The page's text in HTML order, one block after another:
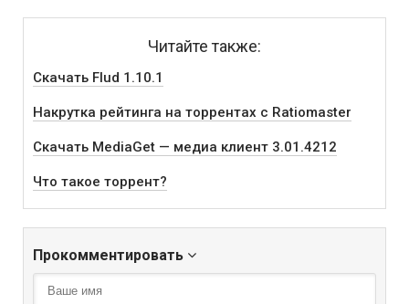
Читайте также:
Скачать Flud 1.10.1
Накрутка рейтинга на торрентах с Ratiomaster
Скачать MediaGet — медиа клиент 3.01.4212
Что такое торрент?
Прокомментировать